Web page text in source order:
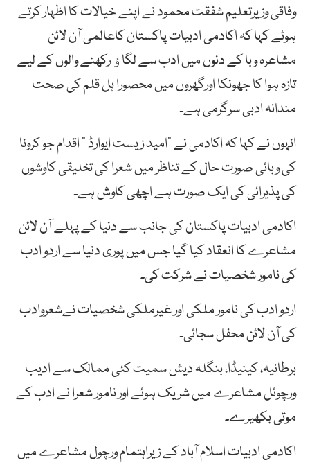
وفاقی وزیرتعلیم شفقت محمود نے اپنے خیالات کا اظہار کرتے
ہوئے کہا کہ اکادمی ادبیات پاکستان کاعالمی آن لائن
مشاعرہ وبا کے دنوں میں ادب سے لگاﺅ رکھنے والوں کے لیے
تازہ ہوا کا جھونکا اورگھروں میں محصورا ہل قلم کی صحت
مندانہ ادبی سرگرمی ہے۔
انہوں نے کہا کہ اکادمی نے ”امید زیست ایوارڈ “ اقدام جو کرونا
کی وبائی صورت حال کے تناظر میں شعرا کی تخلیقی کاوشوں
کی پذیرائی کی ایک صورت ہے اچھی کاوش ہے۔
اکادمی ادبیات پاکستان کی جانب سے دنیا کے پہلے آن لائن
مشاعرے کا انعقاد کیا گیا جس میں پوری دنیا سے اردو ادب
کی نامور شخصیات نے شرکت کی۔
اردو ادب کی نامور ملکی اور غیرملکی شخصیات نےشعروادب
کی آن لائن محفل سجائی۔
برطانیہ، کینیڈا، بنگلہ دیش سمیت کئی ممالک سے ادیب
ورچوئل مشاعرے میں شریک ہوئے اور نامور شعرا نے ادب کے
موتی بکھیرے۔
اکادمی ادبیات اسلام آباد کے زیراہتمام ورچول مشاعرے میں